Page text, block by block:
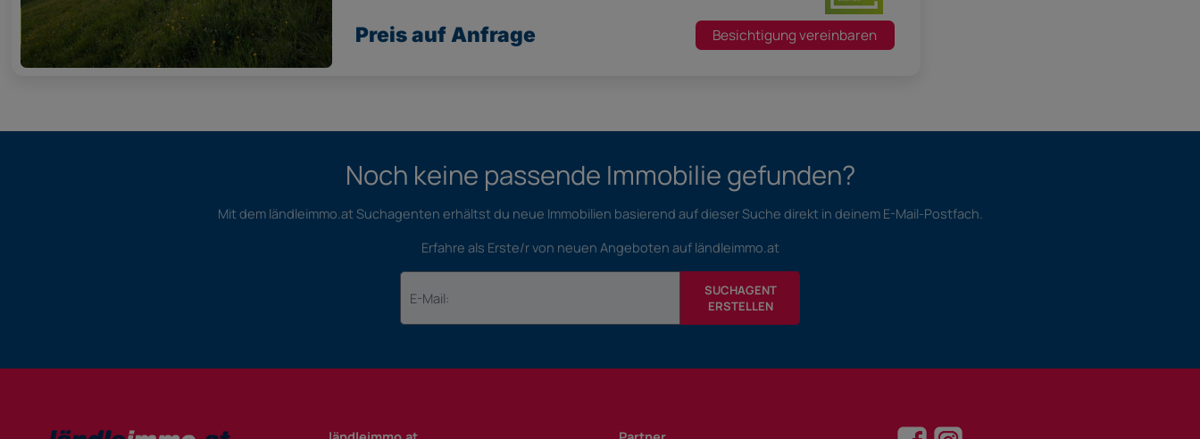
Preis auf Anfrage Besichtigung vereinbaren
Noch keine passende Immobilie gefunden?
Mit dem ländleimmo.at Suchagenten erhältst du neue Immobilien basierend auf dieser Suche direkt in deinem E-Mail-Postfach.
Erfahre als Erste/r von neuen Angeboten auf ländleimmo.at
SUCHAGENT
ERSTELLEN